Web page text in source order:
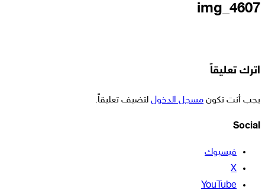
img_4607
اترك تعليقاً
يجب أنت تكون مسجل الدخول لتضيف تعليقاً.
Social
فيسبوك
‫X
‫YouTube